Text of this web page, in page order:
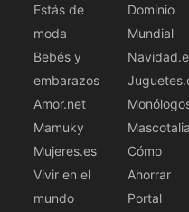
Estás de
moda
Bebés y
embarazos
Amor.net
Mamuky
Mujeres.es
Vivir en el
mundo
Dominio
Mundial
Cómo
Ahorrar
Portal